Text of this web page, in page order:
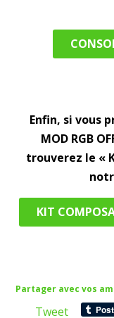
Enfin, si vous
MOD RGB
trouverez le «
KIT
Partager avec vos
Tweet